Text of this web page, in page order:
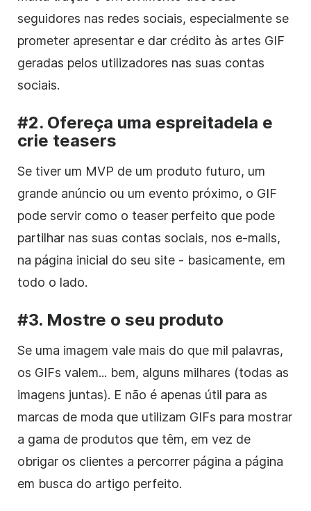
seguidores nas redes sociais, especialmente se
prometer apresentar e dar crédito às artes GIF
geradas pelos utilizadores nas suas contas
sociais.
#2. Ofereça uma espreitadela e
crie teasers
Se tiver um MVP de um produto futuro, um
grande anúncio ou um evento próximo, o GIF
pode servir como o teaser perfeito que pode
partilhar nas suas contas sociais, nos e-mails,
na página inicial do seu site - basicamente, em
todo o lado.
#3. Mostre o seu produto
Se uma imagem vale mais do que mil palavras,
os GIFs valem... bem, alguns milhares (todas as
imagens juntas). E não é apenas útil para as
marcas de moda que utilizam GIFs para mostrar
a gama de produtos que têm, em vez de
obrigar os clientes a percorrer página a página
em busca do artigo perfeito.